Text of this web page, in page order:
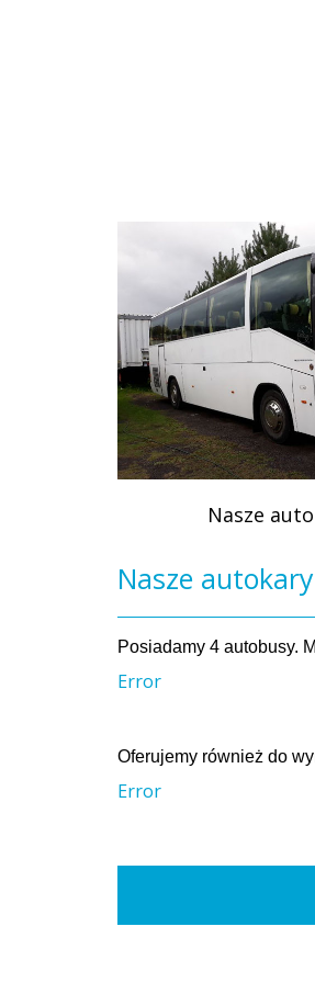
Nasze
Nasze
Posiadamy 4 autobusy.
Error
Oferujemy również do
Error